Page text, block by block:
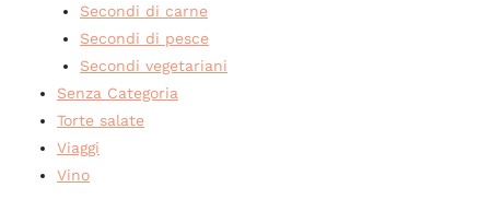
Secondi di carne
Secondi di pesce
Secondi vegetariani
Senza Categoria
Torte salate
Viaggi
Vino